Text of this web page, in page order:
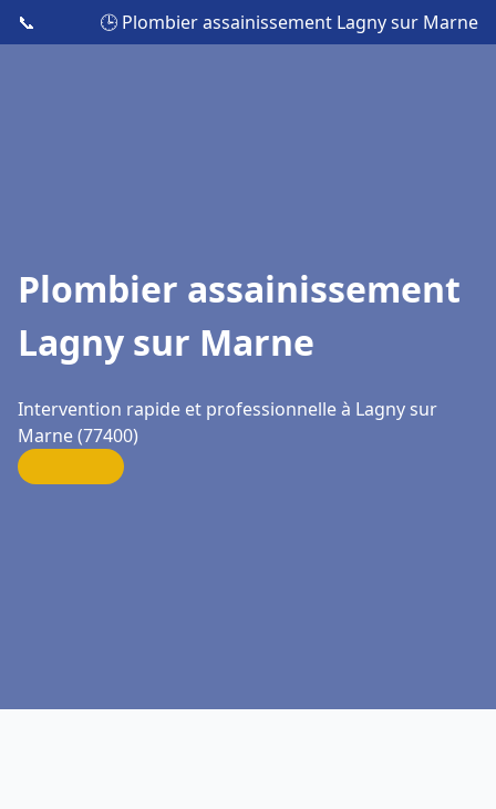
📞 🕒 Plombier assainissement Lagny sur Marne
Plombier assainissement
Lagny sur Marne
Intervention rapide et professionnelle à Lagny sur
Marne (77400)